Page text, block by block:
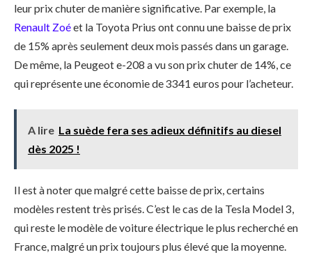
leur prix chuter de manière significative. Par exemple, la
Renault Zoéet la Toyota Prius ont connu une baisse de prix
de 15% après seulement deux mois passés dans un garage.
De même, la Peugeot e-208 a vu son prix chuter de 14%, ce
qui représente une économie de 3341 euros pour l’acheteur.
A lire La suède fera ses adieux définitifs au diesel
dès 2025 !
Il est à noter que malgré cette baisse de prix, certains
modèles restent très prisés. C’est le cas de la Tesla Model 3,
qui reste le modèle de voiture électrique le plus recherché en
France, malgré un prix toujours plus élevé que la moyenne.